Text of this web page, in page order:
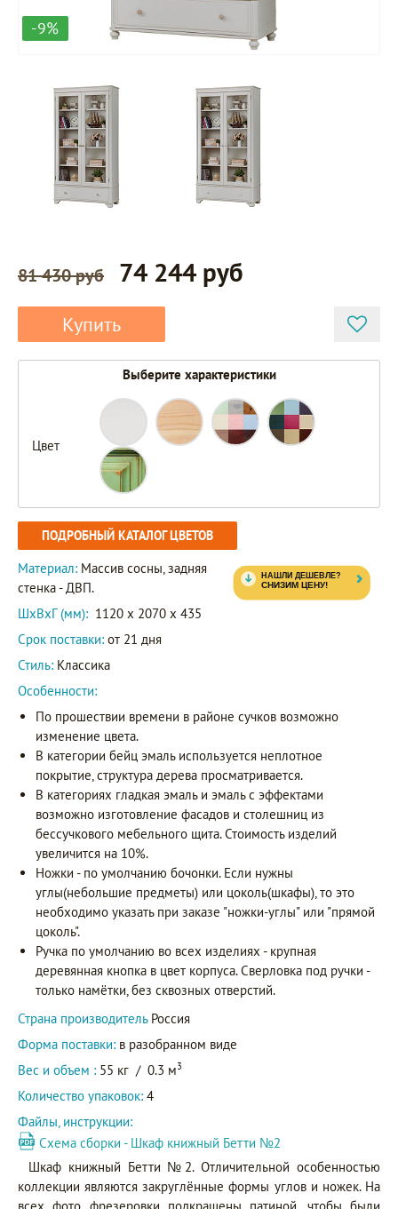
-9%
81 430 руб 74 244 руб
Купить
Выберите характеристики
Цвет
ПОДРОБНЫЙ КАТАЛОГ ЦВЕТОВ
Материал: Массив сосны, задняя
стенка - ДВП.
ШxВxГ (мм): 1120 x 2070 x 435
Срок поставки: от 21 дня
Стиль: Классика
Особенности:
По прошествии времени в районе сучков возможно
изменение цвета.
В категории бейц эмаль используется неплотное
покрытие, структура дерева просматривается.
В категориях гладкая эмаль и эмаль с эффектами
возможно изготовление фасадов и столешниц из
бессучкового мебельного щита. Стоимость изделий
увеличится на 10%.
Ножки - по умолчанию бочонки. Если нужны
углы(небольшие предметы) или цоколь(шкафы), то это
необходимо указать при заказе "ножки-углы" или "прямой
цоколь".
Ручка по умолчанию во всех изделиях - крупная
деревянная кнопка в цвет корпуса. Сверловка под ручки -
только намётки, без сквозных отверстий.
Страна производитель Россия
Форма поставки: в разобранном виде
Вес и объем : 55 кг / 0.3 м3
Количество упаковок: 4
Файлы, инструкции:
Схема сборки - Шкаф книжный Бетти №2
Шкаф книжный Бетти №2. Отличительной особенностью
коллекции являются закруглённые формы углов и ножек. На